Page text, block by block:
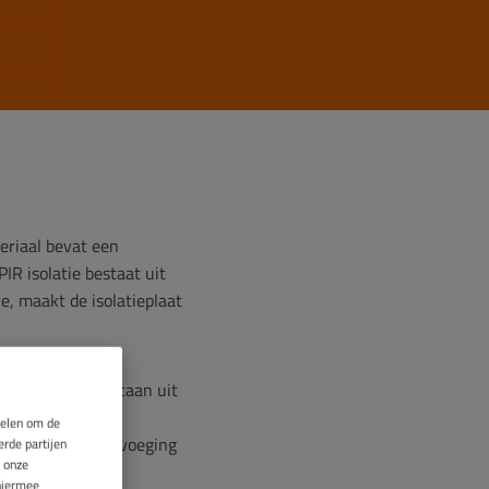
om de
partijen
bevat een
isolatie bestaat uit
maakt de isolatieplaat
bestaan uit
van deze
daken. De toevoeging